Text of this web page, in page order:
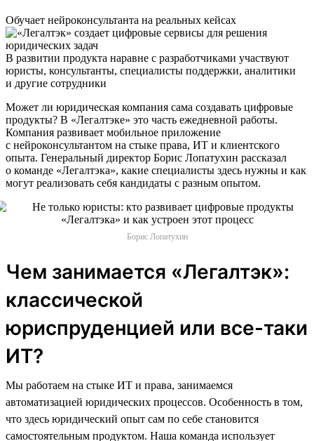
Обучает нейроконсультанта на реальных кейсах
В развитии продукта наравне с разработчиками участвуют
юристы, консультанты, специалисты поддержки, аналитики
и другие сотрудники
Может ли юридическая компания сама создавать цифровые
продукты? В «Легалтэке» это часть ежедневной работы.
Компания развивает мобильное приложение
с нейроконсультантом на стыке права, ИТ и клиентского
опыта. Генеральный директор Борис Лопатухин рассказал
о команде «Легалтэка», какие специалисты здесь нужны и как
могут реализовать себя кандидаты с разным опытом.
Борис Лопатухин
Чем занимается «Легалтэк»:
классической
юриспруденцией или все-таки
ИТ?
Мы работаем на стыке ИТ и права, занимаемся
автоматизацией юридических процессов. Особенность в том,
что здесь юридический опыт сам по себе становится
самостоятельным продуктом. Наша команда использует